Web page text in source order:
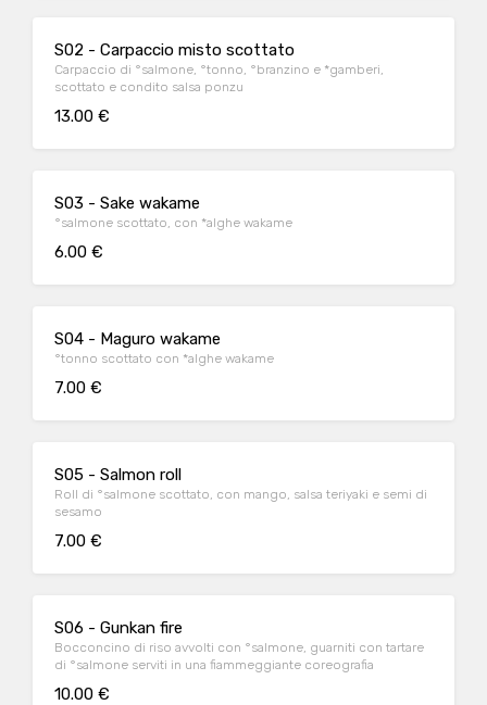
S02 - Carpaccio misto scottato
Carpaccio di °salmone, °tonno, °branzino e *gamberi,
scottato e condito salsa ponzu
13.00 €
S03 - Sake wakame
°salmone scottato, con *alghe wakame
6.00 €
S04 - Maguro wakame
°tonno scottato con *alghe wakame
7.00 €
S05 - Salmon roll
Roll di °salmone scottato, con mango, salsa teriyaki e semi di
sesamo
7.00 €
S06 - Gunkan fire
Bocconcino di riso avvolti con °salmone, guarniti con tartare
di °salmone serviti in una fiammeggiante coreografia
10.00 €